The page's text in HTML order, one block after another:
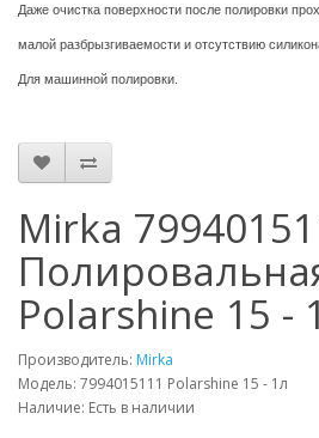
Даже очистка поверхности после полировки
малой разбрызгиваемости и отсутствию
Для машинной полировки.
Mirka
Polarshine 15 -
Производитель: Mirka
Модель: 7994015111 Polarshine 15 - 1л
Наличие: Есть в наличии